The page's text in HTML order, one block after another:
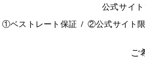
公式サイ
①ベストレート保証
②公式サイト
ご